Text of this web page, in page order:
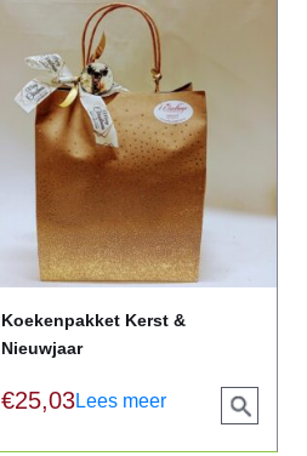
Koekenpakket Kerst &
Nieuwjaar
€25,03
View
Lees meer